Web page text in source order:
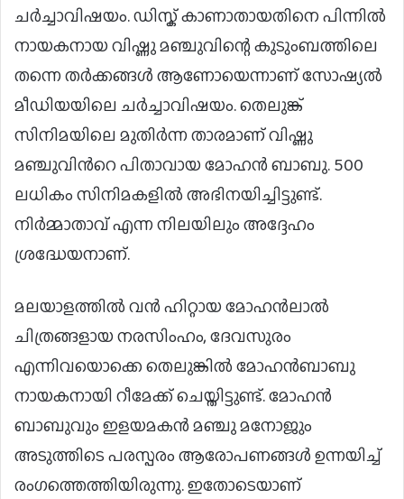
ചർച്ചാവിഷയം. ഡിസ്ക് കാണാതായതിനെ പിന്നിൽ
നായകനായ വിഷ്ണു മഞ്ചുവിന്റെ കുടുംബത്തിലെ
തന്നെ തര്‍ക്കങ്ങള്‍ ആണോയെന്നാണ് സോഷ്യൽ
മീഡിയയിലെ ചർച്ചാവിഷയം. തെലുങ്ക്
സിനിമയിലെ മുതിർന്ന താരമാണ് വിഷ്ണു
മഞ്ചുവിന്‍റെ പിതാവായ മോഹൻ ബാബു. 500
ലധികം സിനിമകളിൽ അഭിനയിച്ചിട്ടുണ്ട്.
നിർമ്മാതാവ് എന്ന നിലയിലും അദ്ദേഹം
ശ്രദ്ധേയനാണ്.
മലയാളത്തിൽ വൻ ഹിറ്റായ മോഹൻലാൽ
ചിത്രങ്ങളായ നരസിംഹം, ദേവസുരം
എന്നിവയൊക്കെ തെലുങ്കിൽ മോഹൻബാബു
നായകനായി റീമേക്ക് ചെയ്തിട്ടുണ്ട്. മോഹൻ
ബാബുവും ഇളയമകൻ മഞ്ചു മനോജും
അടുത്തിടെ പരസ്പരം ആരോപണങ്ങൾ ഉന്നയിച്ച്
രംഗത്തെത്തിയിരുന്നു. ഇതോടെയാണ്